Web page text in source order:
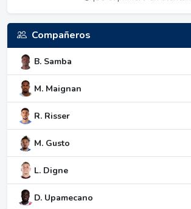
Compañeros
B. Samba
M. Maignan
R. Risser
M. Gusto
L. Digne
D. Upamecano